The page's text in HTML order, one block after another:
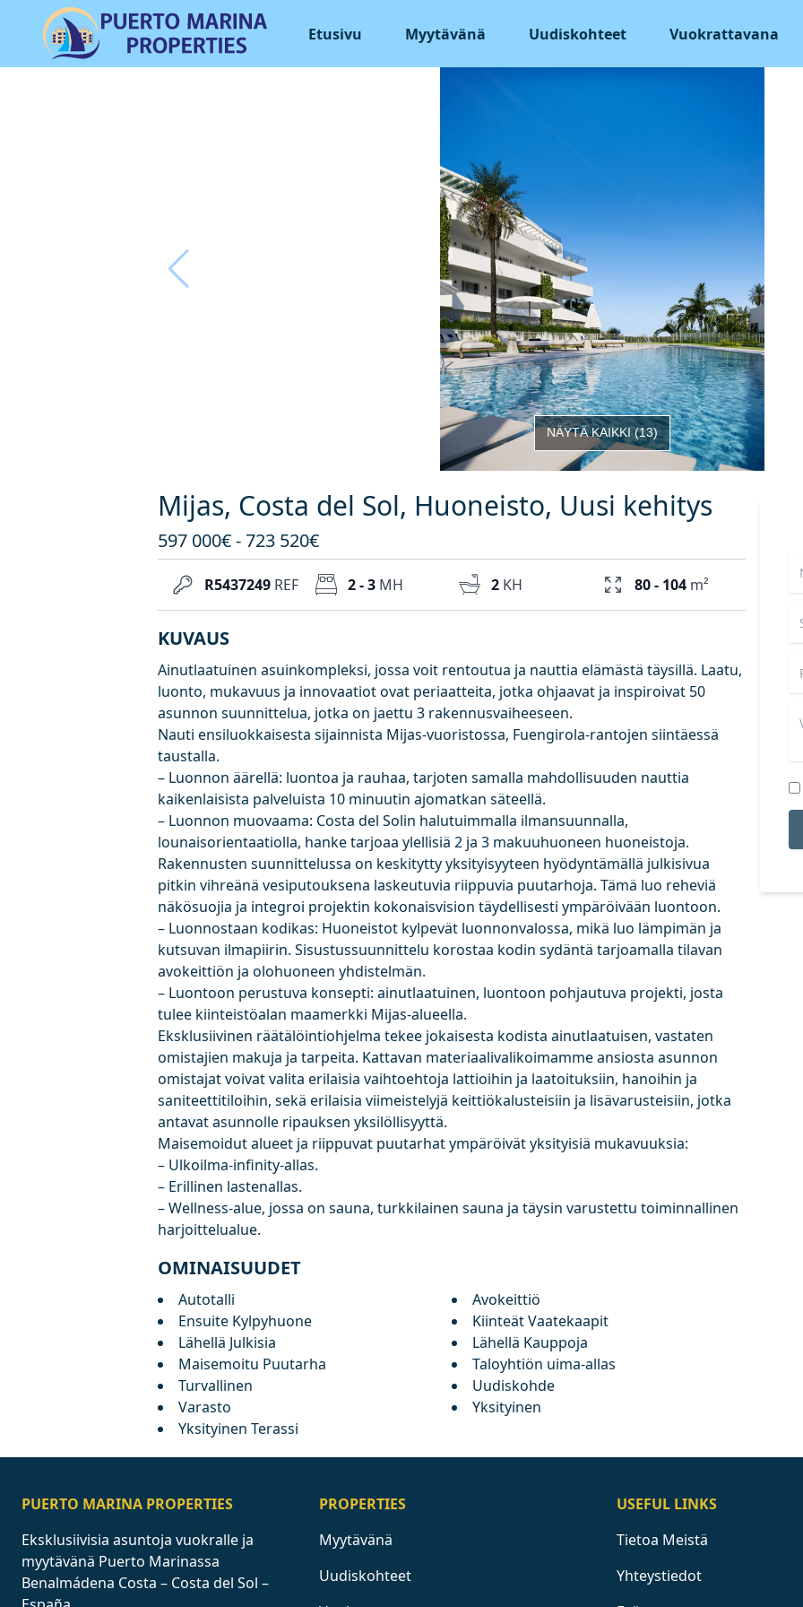
Etusivu Myytävänä Uudiskohteet Vuokrattavana
NÄYTÄ KAIKKI(13)
Mijas, Costa del Sol, Huoneisto, Uusi kehitys
597 000€ - 723 520€
R5437249 REF 2 - 3 MH 2 KH 80 - 104 m²
KUVAUS
Ainutlaatuinen asuinkompleksi, jossa voit rentoutua ja nauttia elämästä täysillä. Laatu,
luonto, mukavuus ja innovaatiot ovat periaatteita, jotka ohjaavat ja inspiroivat 50
asunnon suunnittelua, jotka on jaettu 3 rakennusvaiheeseen.
Nauti ensiluokkaisesta sijainnista Mijas-vuoristossa, Fuengirola-rantojen siintäessä
taustalla.
– Luonnon äärellä: luontoa ja rauhaa, tarjoten samalla mahdollisuuden nauttia
kaikenlaisista palveluista 10 minuutin ajomatkan säteellä.
– Luonnon muovaama: Costa del Solin halutuimmalla ilmansuunnalla,
lounaisorientaatiolla, hanke tarjoaa ylellisiä 2 ja 3 makuuhuoneen huoneistoja.
Rakennusten suunnittelussa on keskitytty yksityisyyteen hyödyntämällä julkisivua
pitkin vihreänä vesiputouksena laskeutuvia riippuvia puutarhoja. Tämä luo reheviä
näkösuojia ja integroi projektin kokonaisvision täydellisesti ympäröivään luontoon.
– Luonnostaan kodikas: Huoneistot kylpevät luonnonvalossa, mikä luo lämpimän ja
kutsuvan ilmapiirin. Sisustussuunnittelu korostaa kodin sydäntä tarjoamalla tilavan
avokeittiön ja olohuoneen yhdistelmän.
– Luontoon perustuva konsepti: ainutlaatuinen, luontoon pohjautuva projekti, josta
tulee kiinteistöalan maamerkki Mijas-alueella.
Eksklusiivinen räätälöintiohjelma tekee jokaisesta kodista ainutlaatuisen, vastaten
omistajien makuja ja tarpeita. Kattavan materiaalivalikoimamme ansiosta asunnon
omistajat voivat valita erilaisia vaihtoehtoja lattioihin ja laatoituksiin, hanoihin ja
saniteettitiloihin, sekä erilaisia viimeistelyjä keittiökalusteisiin ja ‌lisävarusteisiin, ‌jotka
‌antavat ‌asunnolle ‌ripauksen yksilöllisyyttä.
Maisemoidut alueet ja ‌riippuvat ‌puutarhat ‌ympäröivät yksityisiä mukavuuksia: ‌
– ‌Ulkoilma-infinity-allas.
– ‌Erillinen ‌lastenallas.
– Wellness-alue, ‌jossa ‌on sauna, ‌turkkilainen ‌sauna ‌ja ‌täysin ‌varustettu ‌toiminnallinen
‌harjoittelualue.
OMINAISUUDET
Autotalli
Avokeittiö
Ensuite Kylpyhuone
Kiinteät Vaatekaapit
Lähellä Julkisia
Lähellä Kauppoja
Maisemoitu Puutarha
Taloyhtiön uima-allas
Turvallinen
Uudiskohde
Varasto
Yksityinen
Yksityinen Terassi
PUERTO MARINA PROPERTIES
Eksklusiivisia asuntoja vuokralle ja
myytävänä Puerto Marinassa
Benalmádena Costa – Costa del Sol –
PROPERTIES
Myytävänä
Uudiskohteet
USEFUL LINKS
Tietoa Meistä
Yhteystiedot